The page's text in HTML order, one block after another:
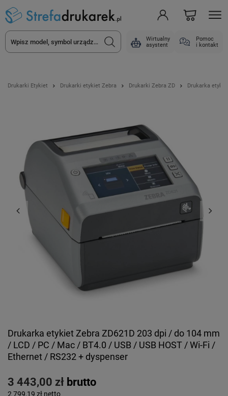
Wirtualny
asystent
Pomoc
i kontakt
Drukarki Etykiet Drukarki etykiet Zebra Drukarki Zebra ZD Drukarka
Drukarka etykiet Zebra ZD621D 203 dpi / do 104 mm
/ LCD / PC / Mac / BT4.0 / USB / USB HOST / Wi-Fi /
Ethernet / RS232 + dyspenser
3 443,00 zł brutto
2 799,19 zł netto